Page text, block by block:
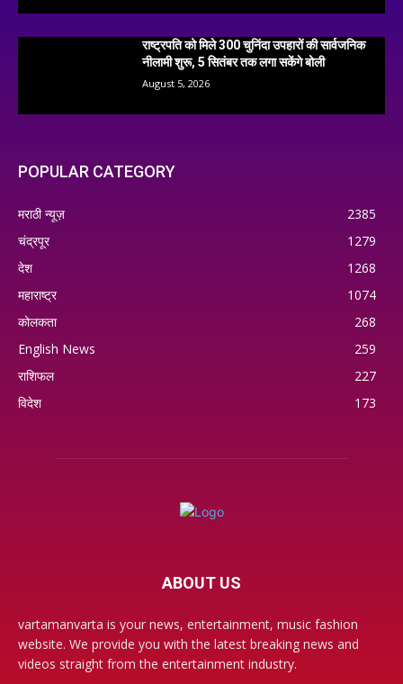
राष्ट्रपति को मिले 300 चुनिंदा उपहारों की सार्वजनिक
नीलामी शुरू, 5 सितंबर तक लगा सकेंगे बोली
August 5, 2026
POPULAR CATEGORY
मराठी न्यूज़
2385
चंद्रपूर
1279
देश
1268
महाराष्ट्र
1074
कोलकता
268
English News
259
राशिफल
227
विदेश
173
ABOUT US
vartamanvarta is your news, entertainment, music fashion
website. We provide you with the latest breaking news and
videos straight from the entertainment industry.